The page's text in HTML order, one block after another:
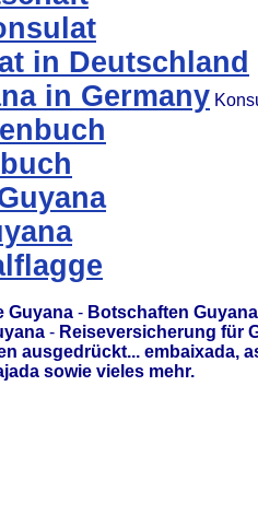
in Deutschland
in Germany
Guyana - Botschaften Guyana
- Reiseversicherung für
ausgedrückt...
sowie vieles mehr.